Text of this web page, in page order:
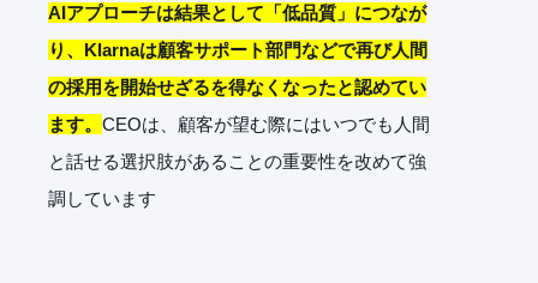
AIアプローチは結果として「低品質」につなが
り、Klarnaは顧客サポート部門などで再び人間
の採用を開始せざるを得なくなったと認めてい
ます。 CEOは、顧客が望む際にはいつでも人間
と話せる選択肢があることの重要性を改めて強
調しています